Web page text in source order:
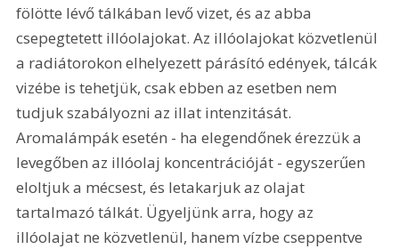
fölötte lévő tálkában levő vizet, és az abba
csepegtetett illóolajokat. Az illóolajokat közvetlenül
a radiátorokon elhelyezett párásító edények, tálcák
vizébe is tehetjük, csak ebben az esetben nem
tudjuk szabályozni az illat intenzitását.
Aromalámpák esetén - ha elegendőnek érezzük a
levegőben az illóolaj koncentrációját - egyszerűen
eloltjuk a mécsest, és letakarjuk az olajat
tartalmazó tálkát. Ügyeljünk arra, hogy az
illóolajat ne közvetlenül, hanem vízbe cseppentve